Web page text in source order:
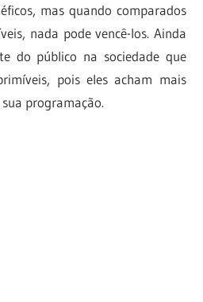
mas quando comparados
nada pode vencê-los. Ainda
do público na sociedade que
pois eles acham mais
programação.